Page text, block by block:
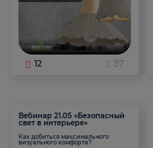
12 57
Вебинар 21.05 «Безопасный
свет в интерьере»
Как добиться максимального
визуального комфорта?